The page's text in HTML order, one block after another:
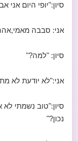
סיון:"יופי היום אני
אני: סבבה
סיון: "למה?"
אני:"לא יודעת לא
סיון:"טוב נשמתי
נכון?"